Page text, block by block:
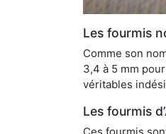
Les fourmis
Comme son
3,4 à 5 mm
véritables
Les fourmis